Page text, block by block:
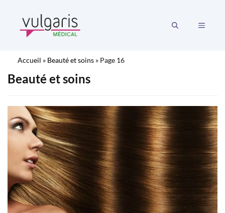
contenu
MENU
Accueil » Beauté et soins » Page 16
Beauté et soins